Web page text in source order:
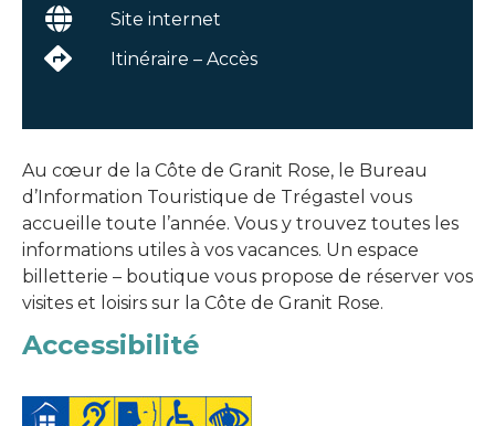
Au cœur de la Côte de Granit Rose, le Bureau
d’Information Touristique de Trégastel vous
accueille toute l’année. Vous y trouvez toutes les
informations utiles à vos vacances. Un espace
billetterie – boutique vous propose de réserver vos
visites et loisirs sur la Côte de Granit Rose.
Accessibilité
Site internet
Itinéraire – Accès